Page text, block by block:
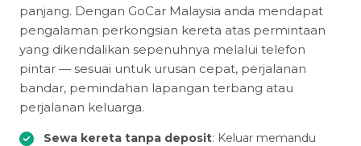
panjang. Dengan GoCar Malaysia anda mendapat
pengalaman perkongsian kereta atas permintaan
yang dikendalikan sepenuhnya melalui telefon
pintar — sesuai untuk urusan cepat, perjalanan
bandar, pemindahan lapangan terbang atau
perjalanan keluarga.
Sewa kereta tanpa deposit: Keluar memandu